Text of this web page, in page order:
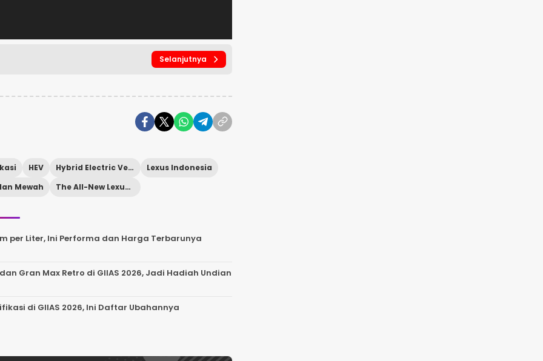
Selanjutnya
HEV Hybrid Electric Vehicle
Lexus Indonesia
Mewah
The All-New Lexus ES
per Liter, Ini Performa dan Harga Terbarunya
Gran Max Retro di GIIAS 2026, Jadi Hadiah Undian
di GIIAS 2026, Ini Daftar Ubahannya